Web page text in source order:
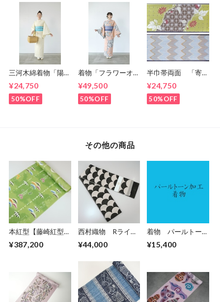
三河木綿着物「陽
9kimono2024
¥24,750
50%OFF
着物「フラワーオン
9kimono2024
¥49,500
50%OFF
半巾帯両面 「寄り
ミルフィーユ」
59kimono
¥24,750
50%OFF
その他の商品
本紅型【藤崎紅型工
竹梅
¥387,200
西村織物 Rライ
¥44,000
着物 パールトーン
¥15,400